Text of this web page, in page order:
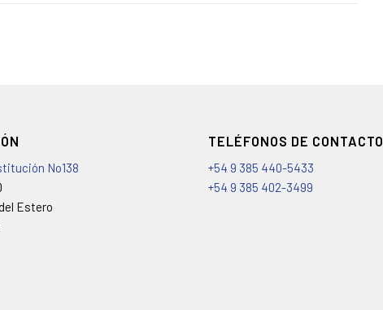
No138
Estero
TELÉFONOS DE CONTACTO
+54 9 385 440-5433
+54 9 385 402-3499